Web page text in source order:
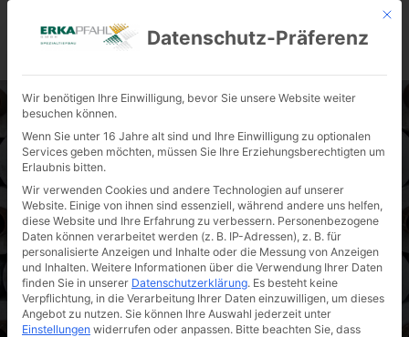
KONTAKT
AKTUELLES & ARCHIVIERTES
Mit
Datenschutz-Präferenz
Wir benötigen Ihre Einwilligung, bevor Sie unsere Website weiter
besuchen können.
Wenn Sie unter 16 Jahre alt sind und Ihre Einwilligung zu optionalen
Services geben möchten, müssen Sie Ihre Erziehungsberechtigten um
Erlaubnis bitten.
Wir verwenden Cookies und andere Technologien auf unserer
Website. Einige von ihnen sind essenziell, während andere uns helfen,
diese Website und Ihre Erfahrung zu verbessern. Personenbezogene
Daten können verarbeitet werden (z. B. IP-Adressen), z. B. für
personalisierte Anzeigen und Inhalte oder die Messung von Anzeigen
und Inhalten. Weitere Informationen über die Verwendung Ihrer Daten
finden Sie in unserer Datenschutzerklärung. Es besteht keine
Verpflichtung, in die Verarbeitung Ihrer Daten einzuwilligen, um dieses
Angebot zu nutzen. Sie können Ihre Auswahl jederzeit unter
Einstellungen widerrufen oder anpassen. Bitte beachten Sie, dass